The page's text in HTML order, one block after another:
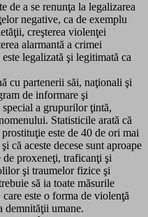
de a se renunţa la legalizarea
negative, ca de exemplu
creşterea violenţei
alarmantă a crimei
legalizată şi legitimată ca
cu partenerii săi, naţionali şi
de informare şi
a grupurilor ţintă,
Statisticile arată că
este de 40 de ori mai
că aceste decese sunt aproape
proxeneţi, traficanţi şi
şi traumelor fizice şi
să ia toate măsurile
este o forma de violenţă
umane.